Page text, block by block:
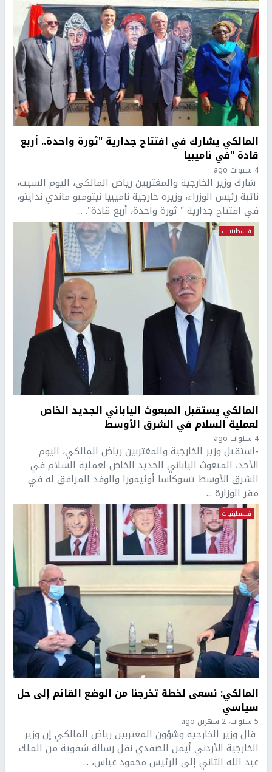
المالكي يشارك في افتتاح جدارية "ثورة واحدة.. أربع
قادة "في ناميبيا
4 سنوات ago
شارك وزير الخارجية والمغتربين رياض المالكي، اليوم السبت،
نائبة رئيس الوزراء، وزيرة خارجية ناميبيا نيتومبو ماندي ندايتو،
في افتتاح جدارية " ثورة واحدة، أربع قادة". ...
فلسطينيات
المالكي يستقبل المبعوث الياباني الجديد الخاص
لعملية السلام في الشرق الأوسط
4 سنوات ago
-استقبل وزير الخارجية والمغتربين رياض المالكي، اليوم
الأحد، المبعوث الياباني الجديد الخاص لعملية السلام في
الشرق الأوسط تسوكاسا أوئيمورا والوفد المرافق له في
مقر الوزارة ...
فلسطينيات
المالكي: نسعى لخطة تخرجنا من الوضع القائم إلى حل
سياسي
5 سنوات، 2 شهرين ago
قال وزير الخارجية وشؤون المغتربين رياض المالكي إن وزير
الخارجية الأردني أيمن الصفدي نقل رسالة شفوية من الملك
عبد الله الثاني إلى الرئيس محمود عباس، ...